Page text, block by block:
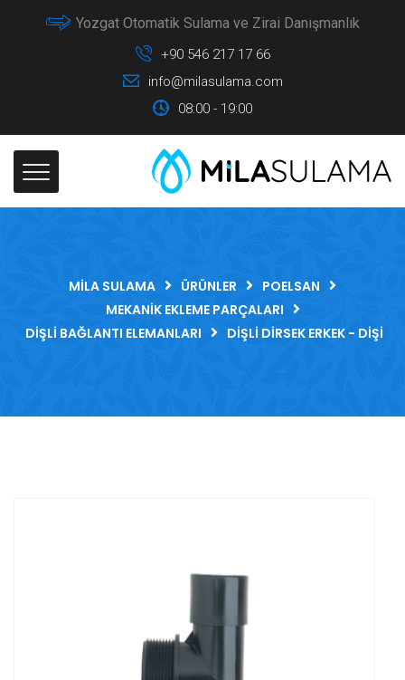
Yozgat Otomatik Sulama ve Zirai Danışmanlık
+90 546 217 17 66
info@milasulama.com
08:00 - 19:00
MILA SULAMA ÜRÜNLER
POELSAN
MEKANIK EKLEME PARÇALARI
DIŞLI BAĞLANTI ELEMANLARI
DIŞLI DIRSEK ERKEK - DIŞI